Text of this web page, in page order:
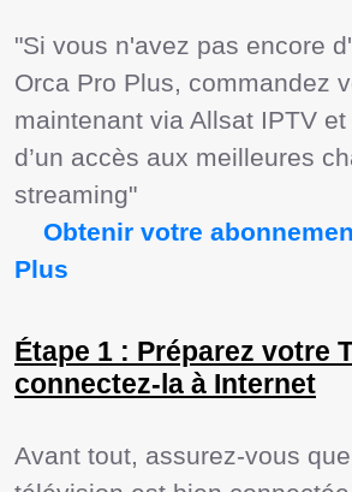
"Si vous n'avez pas encore
Orca Pro Plus, commandez
maintenant via Allsat IPTV
d’un accès aux meilleures
streaming"
Obtenir votre
Plus
Étape 1 : Préparez votre
connectez-la à Internet
Avant tout, assurez-vous